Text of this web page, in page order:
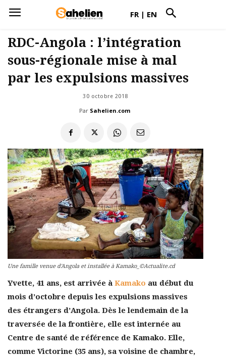
FR | EN
RDC-Angola : l’intégration
sous-régionale mise à mal
par les expulsions massives
30 octobre 2018
Par Sahelien.com
Une famille venue d'Angola et installée à Kamako_©Actualite.cd
Yvette, 41 ans, est arrivée à Kamako au début du
mois d’octobre depuis les expulsions massives
des étrangers d’Angola. Dès le lendemain de la
traversée de la frontière, elle est internée au
Centre de santé de référence de Kamako. Elle,
comme Victorine (35 ans), sa voisine de chambre,